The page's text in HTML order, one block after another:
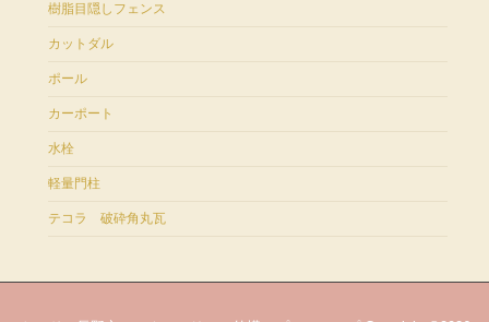
樹脂目隠しフェンス
カットダル
ポール
カーポート
水栓
軽量門柱
テコラ 破砕角丸瓦